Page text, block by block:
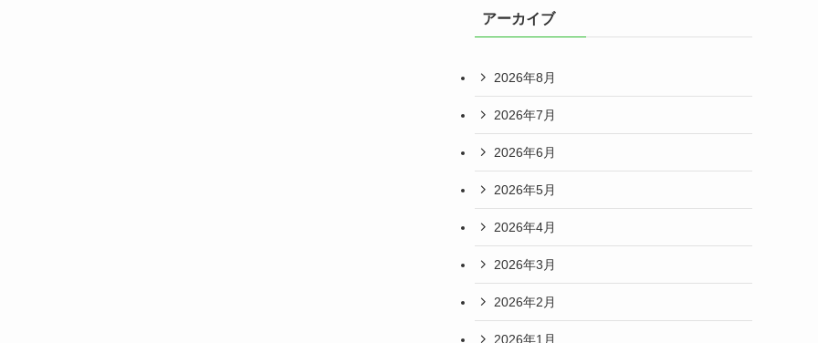
アーカイブ
2026年8月
2026年7月
2026年6月
2026年5月
2026年4月
2026年3月
2026年2月
2026年1月